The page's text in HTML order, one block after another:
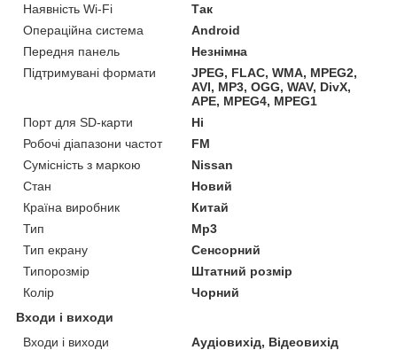
Наявність Wi-Fi
Так
Операційна система
Android
Передня панель
Незнімна
Підтримувані формати
JPEG, FLAC, WMA, MPEG2,
AVI, MP3, OGG, WAV, DivX,
APE, MPEG4, MPEG1
Порт для SD-карти
Ні
Робочі діапазони частот
FM
Сумісність з маркою
Nissan
Стан
Новий
Країна виробник
Китай
Тип
Mp3
Тип екрану
Сенсорний
Типорозмір
Штатний розмір
Колір
Чорний
Входи і виходи
Входи і виходи
Аудіовихід, Відеовихід